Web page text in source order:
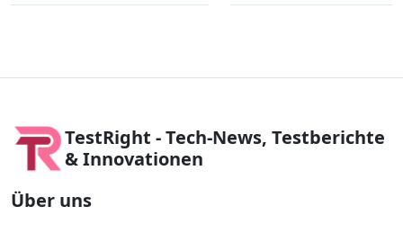
TestRight - Tech-News, Testberichte
& Innovationen
Über uns